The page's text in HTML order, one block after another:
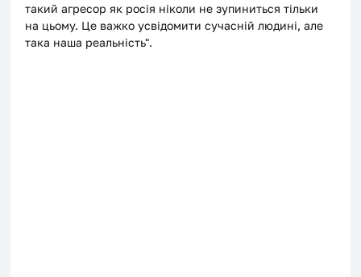
такий агресор як росія ніколи не зупиниться тільки
на цьому. Це важко усвідомити сучасній людині, але
така наша реальність".